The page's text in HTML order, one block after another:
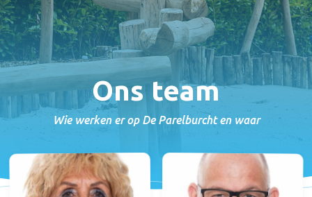
Ons team
Wie werken er op De Parelburcht en waar